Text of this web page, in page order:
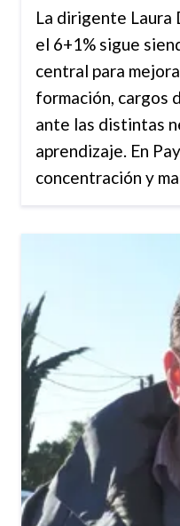
La dirigente Laura
el 6+1% sigue
central para
formación, cargos
ante las distintas
aprendizaje. En
concentración y